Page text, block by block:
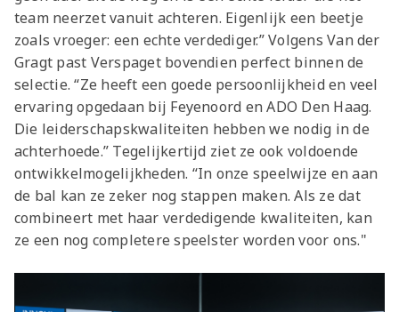
team neerzet vanuit achteren. Eigenlijk een beetje
zoals vroeger: een echte verdediger.” Volgens Van der
Gragt past Verspaget bovendien perfect binnen de
selectie. “Ze heeft een goede persoonlijkheid en veel
ervaring opgedaan bij Feyenoord en ADO Den Haag.
Die leiderschapskwaliteiten hebben we nodig in de
achterhoede.” Tegelijkertijd ziet ze ook voldoende
ontwikkelmogelijkheden. “In onze speelwijze en aan
de bal kan ze zeker nog stappen maken. Als ze dat
combineert met haar verdedigende kwaliteiten, kan
ze een nog completere speelster worden voor ons."